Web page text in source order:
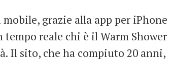
grazie alla app per iPhone
reale chi è il Warm Shower
Il sito, che ha compiuto 20 anni,